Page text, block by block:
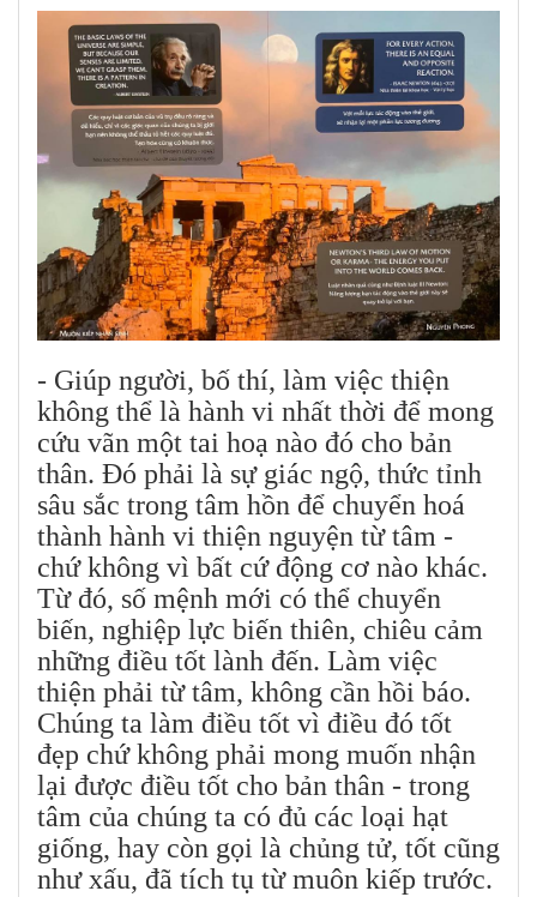
- Giúp người, bố thí, làm việc thiện
không thể là hành vi nhất thời để mong
cứu vãn một tai hoạ nào đó cho bản
thân. Đó phải là sự giác ngộ, thức tỉnh
sâu sắc trong tâm hồn để chuyển hoá
thành hành vi thiện nguyện từ tâm -
chứ không vì bất cứ động cơ nào khác.
Từ đó, số mệnh mới có thể chuyển
biến, nghiệp lực biến thiên, chiêu cảm
những điều tốt lành đến. Làm việc
thiện phải từ tâm, không cần hồi báo.
Chúng ta làm điều tốt vì điều đó tốt
đẹp chứ không phải mong muốn nhận
lại được điều tốt cho bản thân - trong
tâm của chúng ta có đủ các loại hạt
giống, hay còn gọi là chủng tử, tốt cũng
như xấu, đã tích tụ từ muôn kiếp trước.